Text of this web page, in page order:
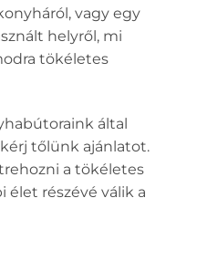
vagy egy
helyről, mi
tökéletes
által
tőlünk ajánlatot.
a tökéletes
élet részévé válik a